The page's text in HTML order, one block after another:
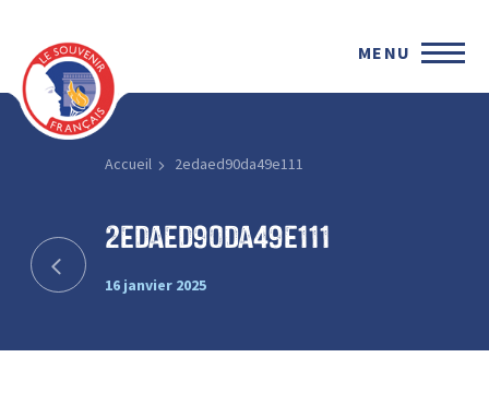
MENU
Accueil 2edaed90da49e111
2edaed90da49e111
16 janvier 2025